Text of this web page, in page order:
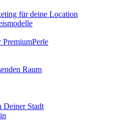
für deine Location
Raum
Deiner Stadt